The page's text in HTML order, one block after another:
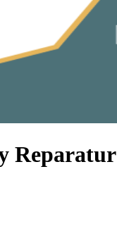
Reparatur